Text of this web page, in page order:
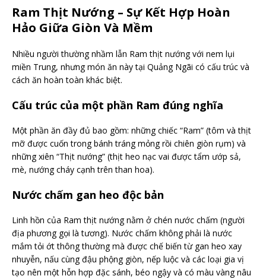
Ram Thịt Nướng – Sự Kết Hợp Hoàn
Hảo Giữa Giòn Và Mềm
Nhiều người thường nhầm lẫn Ram thịt nướng với nem lụi
miền Trung, nhưng món ăn này tại Quảng Ngãi có cấu trúc và
cách ăn hoàn toàn khác biệt.
Cấu trúc của một phần Ram đúng nghĩa
Một phần ăn đầy đủ bao gồm: những chiếc “Ram” (tôm và thịt
mỡ được cuốn trong bánh tráng mỏng rồi chiên giòn rụm) và
những xiên “Thịt nướng” (thịt heo nạc vai được tẩm ướp sả,
mè, nướng cháy cạnh trên than hoa).
Nước chấm gan heo độc bản
Linh hồn của Ram thịt nướng nằm ở chén nước chấm (người
địa phương gọi là tương). Nước chấm không phải là nước
mắm tỏi ớt thông thường mà được chế biến từ gan heo xay
nhuyễn, nấu cùng đậu phộng giòn, nếp luộc và các loại gia vị
tạo nên một hỗn hợp đặc sánh, béo ngậy và có màu vàng nâu